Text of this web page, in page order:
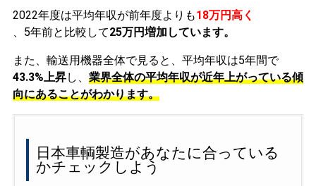
2022年度は平均年収が前年度よりも18万円高く
、5年前と比較して25万円増加しています。
また、輸送用機器全体で見ると、平均年収は5年間で
43.3%上昇し、 業界全体の平均年収が近年上がっている傾
向にあることがわかります。
日本車輌製造があなたに合っている
かチェックしよう